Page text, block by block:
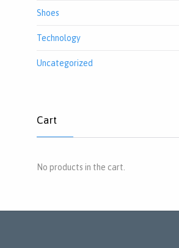
Shoes
Technology
Uncategorized
Cart
No products in the cart.